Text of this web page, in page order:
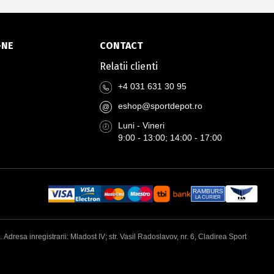
CONTACT
Relatii clienti
+4 031 631 30 95
@
eshop@sportdepot.ro
Luni - Vineri
9:00 - 13:00; 14:00 - 17:00
RAMBURS
LA CURIER
inregistrarii: Mladost IV; str. Vasil Radoslavov, nr. 6, Cladirea Sport